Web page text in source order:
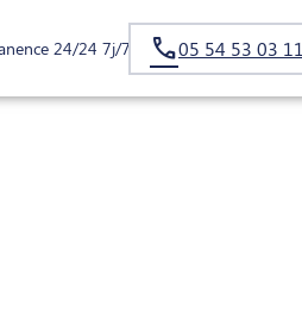
24/24 7j/7 05 54 53 03 11